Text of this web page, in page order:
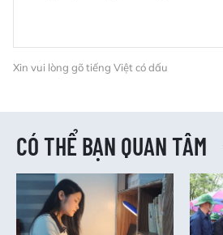
Xin vui lòng gõ tiếng Việt có dấu
CÓ THỂ BẠN QUAN TÂM